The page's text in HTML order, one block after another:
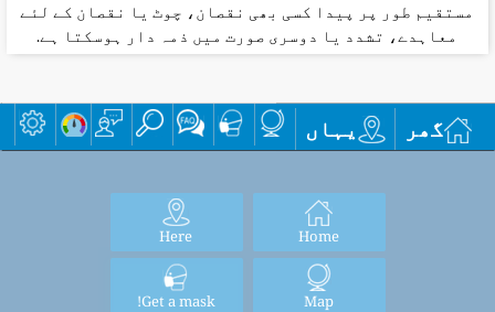
مستقیم طور پر پیدا کسی بھی نقصان، چوٹ یا نقصان کے لئے
معاہدے، تشدد یا دوسری صورت میں ذمہ دار ہوسکتا ہے.
گھر یہاں
Home
Here
Map
Get a mask!